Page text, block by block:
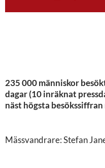
235 000 människor
dagar (10 inräknat
näst högsta
Mässvandrare: Stefan